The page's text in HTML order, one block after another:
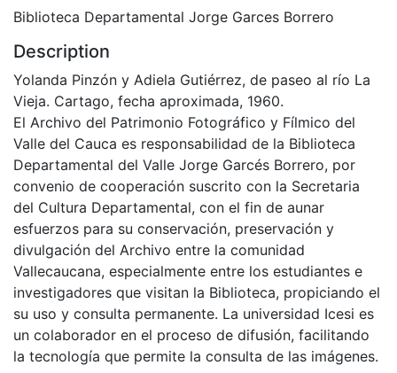
Biblioteca Departamental Jorge Garces Borrero
Description
Yolanda Pinzón y Adiela Gutiérrez, de paseo al río La
Vieja. Cartago, fecha aproximada, 1960.
El Archivo del Patrimonio Fotográfico y Fílmico del
Valle del Cauca es responsabilidad de la Biblioteca
Departamental del Valle Jorge Garcés Borrero, por
convenio de cooperación suscrito con la Secretaria
del Cultura Departamental, con el fin de aunar
esfuerzos para su conservación, preservación y
divulgación del Archivo entre la comunidad
Vallecaucana, especialmente entre los estudiantes e
investigadores que visitan la Biblioteca, propiciando el
su uso y consulta permanente. La universidad Icesi es
un colaborador en el proceso de difusión, facilitando
la tecnología que permite la consulta de las imágenes.